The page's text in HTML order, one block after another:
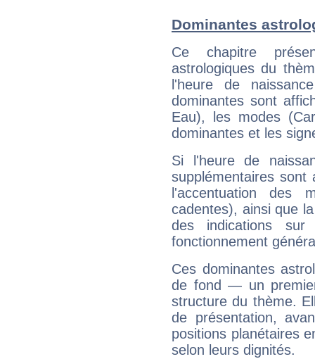
Dominantes
Ce chapitre
astrologiques du
l'heure de
dominantes sont
Eau), les modes
dominantes et les
Si l'heure de
supplémentaires sont
l'accentuation des
cadentes), ainsi que
des indications sur
fonctionnement
Ces dominantes
de fond — un
structure du thème.
de présentation,
positions planétaires
selon leurs dignités.